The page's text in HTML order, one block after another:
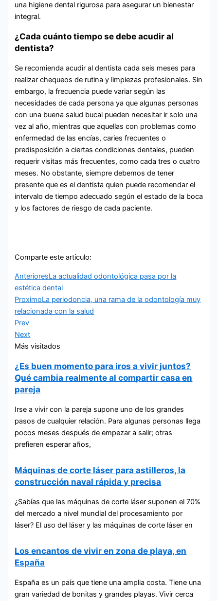
una higiene dental rigurosa para asegurar un bienestar
integral.
¿Cada cuánto tiempo se debe acudir al
dentista?
Se recomienda acudir al dentista cada seis meses para
realizar chequeos de rutina y limpiezas profesionales. Sin
embargo, la frecuencia puede variar según las
necesidades de cada persona ya que algunas personas
con una buena salud bucal pueden necesitar ir solo una
vez al año, mientras que aquellas con problemas como
enfermedad de las encías, caries frecuentes o
predisposición a ciertas condiciones dentales, pueden
requerir visitas más frecuentes, como cada tres o cuatro
meses. No obstante, siempre debemos de tener
presente que es el dentista quien puede recomendar el
intervalo de tiempo adecuado según el estado de la boca
y los factores de riesgo de cada paciente.
Comparte este artículo:
AnterioresLa actualidad odontológica pasa por la
estética dental
ProximoLa periodoncia, una rama de la odontología muy
relacionada con la salud
Prev
Next
Más visitados
¿Es buen momento para iros a vivir juntos?
Qué cambia realmente al compartir casa en
pareja
Irse a vivir con la pareja supone uno de los grandes
pasos de cualquier relación. Para algunas personas llega
pocos meses después de empezar a salir; otras
prefieren esperar años,
Máquinas de corte láser para astilleros, la
construcción naval rápida y precisa
¿Sabías que las máquinas de corte láser suponen el 70%
del mercado a nivel mundial del procesamiento por
láser? El uso del láser y las máquinas de corte láser en
Los encantos de vivir en zona de playa, en
España
España es un país que tiene una amplia costa. Tiene una
gran variedad de bonitas y grandes playas. Vivir cerca